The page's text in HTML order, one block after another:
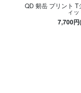
QD 剱岳 プリント T
ィッ
7,700円